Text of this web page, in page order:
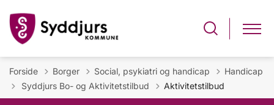
Forside Borger Social, psykiatri og handicap
Handicap
Tilbage til
Syddjurs Bo- og Aktivitetstilbud Aktivitetstilbud